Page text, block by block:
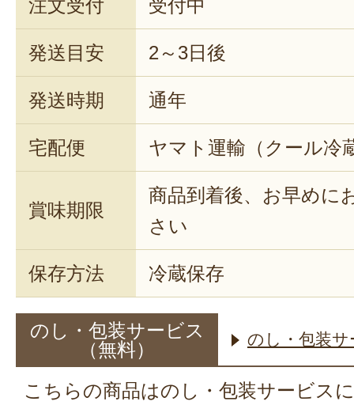
注文受付 受付中
発送目安 2～3日後
発送時期 通年
宅配便 ヤマト運輸（クール冷
賞味期限
商品到着後、お早めに
さい
保存方法 冷蔵保存
のし・包装サービス
（無料）
のし・包装
こちらの商品はのし・包装サービス